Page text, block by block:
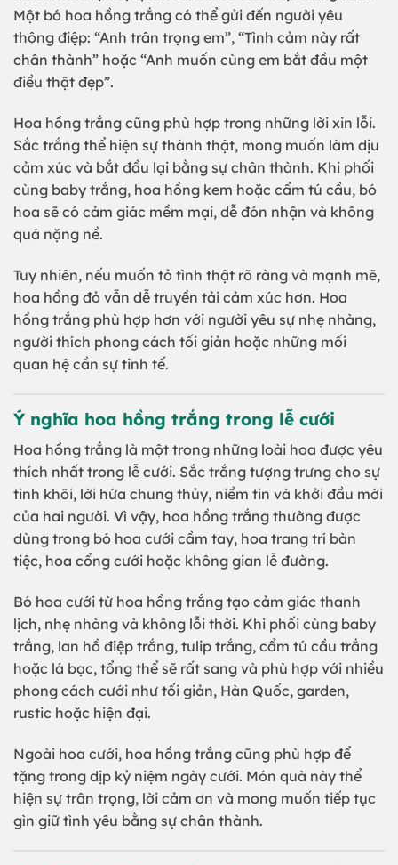
Một bó hoa hồng trắng có thể gửi đến người yêu
thông điệp: “Anh trân trọng em”, “Tình cảm này rất
chân thành” hoặc “Anh muốn cùng em bắt đầu một
điều thật đẹp”.
Hoa hồng trắng cũng phù hợp trong những lời xin lỗi.
Sắc trắng thể hiện sự thành thật, mong muốn làm dịu
cảm xúc và bắt đầu lại bằng sự chân thành. Khi phối
cùng baby trắng, hoa hồng kem hoặc cẩm tú cầu, bó
hoa sẽ có cảm giác mềm mại, dễ đón nhận và không
quá nặng nề.
Tuy nhiên, nếu muốn tỏ tình thật rõ ràng và mạnh mẽ,
hoa hồng đỏ vẫn dễ truyền tải cảm xúc hơn. Hoa
hồng trắng phù hợp hơn với người yêu sự nhẹ nhàng,
người thích phong cách tối giản hoặc những mối
quan hệ cần sự tinh tế.
Ý nghĩa hoa hồng trắng trong lễ cưới
Hoa hồng trắng là một trong những loài hoa được yêu
thích nhất trong lễ cưới. Sắc trắng tượng trưng cho sự
tinh khôi, lời hứa chung thủy, niềm tin và khởi đầu mới
của hai người. Vì vậy, hoa hồng trắng thường được
dùng trong bó hoa cưới cầm tay, hoa trang trí bàn
tiệc, hoa cổng cưới hoặc không gian lễ đường.
Bó hoa cưới từ hoa hồng trắng tạo cảm giác thanh
lịch, nhẹ nhàng và không lỗi thời. Khi phối cùng baby
trắng, lan hồ điệp trắng, tulip trắng, cẩm tú cầu trắng
hoặc lá bạc, tổng thể sẽ rất sang và phù hợp với nhiều
phong cách cưới như tối giản, Hàn Quốc, garden,
rustic hoặc hiện đại.
Ngoài hoa cưới, hoa hồng trắng cũng phù hợp để
tặng trong dịp kỷ niệm ngày cưới. Món quà này thể
hiện sự trân trọng, lời cảm ơn và mong muốn tiếp tục
gìn giữ tình yêu bằng sự chân thành.